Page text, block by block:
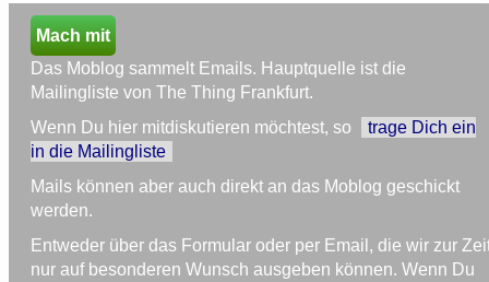
Mach mit
Das Moblog sammelt Emails. Hauptquelle ist die
Mailingliste von The Thing Frankfurt.
Wenn Du hier mitdiskutieren möchtest, so
trage Dich ein
in die Mailingliste
Mails können aber auch direkt an das Moblog geschickt
werden.
Entweder über das Formular oder per Email, die wir zur
nur auf besonderen Wunsch ausgeben können. Wenn Du